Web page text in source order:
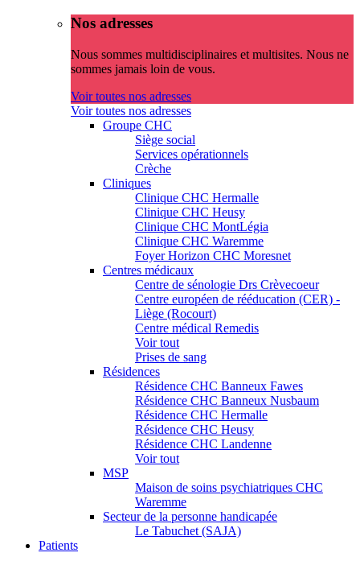
Nos adresses
Nous sommes multidisciplinaires et multisites. Nous ne
sommes jamais loin de vous.
Voir toutes nos adresses
Voir toutes nos adresses
Groupe CHC
Siège social
Services opérationnels
Crèche
Cliniques
Clinique CHC Hermalle
Clinique CHC Heusy
Clinique CHC MontLégia
Clinique CHC Waremme
Foyer Horizon CHC Moresnet
Centres médicaux
Centre de sénologie Drs Crèvecoeur
Centre européen de rééducation (CER) -
Liège (Rocourt)
Centre médical Remedis
Voir tout
Prises de sang
Résidences
Résidence CHC Banneux Fawes
Résidence CHC Banneux Nusbaum
Résidence CHC Hermalle
Résidence CHC Heusy
Résidence CHC Landenne
Voir tout
MSP
Maison de soins psychiatriques CHC
Waremme
Secteur de la personne handicapée
Le Tabuchet (SAJA)
Patients